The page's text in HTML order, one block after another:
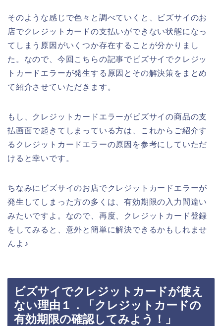
そのような感じで色々と調べていくと、ビズサイのお
店でクレジットカードの支払いができない状態になっ
てしまう原因がいくつか存在することが分かりまし
た。なので、今回こちらの記事でビズサイでクレジッ
トカードエラーが発生する原因とその解決策をまとめ
て紹介させていただきます。
もし、クレジットカードエラーがビズサイの商品の支
払画面で起きてしまっている方は、これからご紹介す
るクレジットカードエラーの原因を参考にしていただ
けると幸いです。
ちなみにビズサイのお店でクレジットカードエラーが
発生してしまった方の多くは、有効期限の入力間違い
みたいですよ。なので、再度、クレジットカード登録
をしてみると、意外と簡単に解決できるかもしれませ
んよ♪
ビズサイでクレジットカードが使え
ない理由１．「クレジットカードの
有効期限の確認してみよう！」